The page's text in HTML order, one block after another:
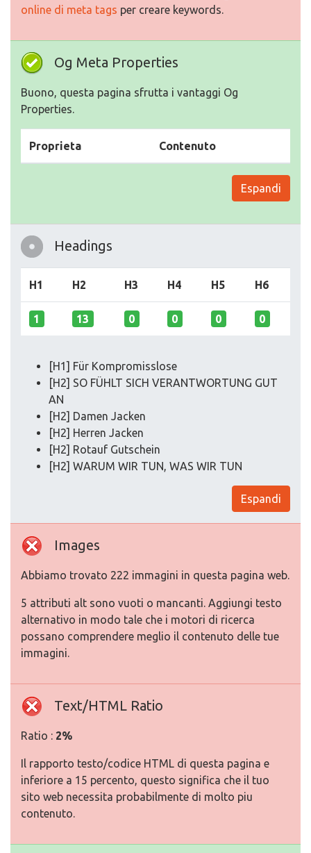
online di meta tags per creare keywords.
Og Meta Properties
Buono, questa pagina sfrutta i vantaggi Og
Properties.
Proprieta Contenuto
Espandi
Headings
H1 H2 H3 H4 H5 H6
1 13 0 0 0 0
[H1] Für Kompromisslose
[H2] SO FÜHLT SICH VERANTWORTUNG GUT
AN
[H2] Damen Jacken
[H2] Herren Jacken
[H2] Rotauf Gutschein
[H2] WARUM WIR TUN, WAS WIR TUN
Espandi
Images
Abbiamo trovato 222 immagini in questa pagina web.
5 attributi alt sono vuoti o mancanti. Aggiungi testo
alternativo in modo tale che i motori di ricerca
possano comprendere meglio il contenuto delle tue
immagini.
Text/HTML Ratio
Ratio : 2%
Il rapporto testo/codice HTML di questa pagina e
inferiore a 15 percento, questo significa che il tuo
sito web necessita probabilmente di molto piu
contenuto.